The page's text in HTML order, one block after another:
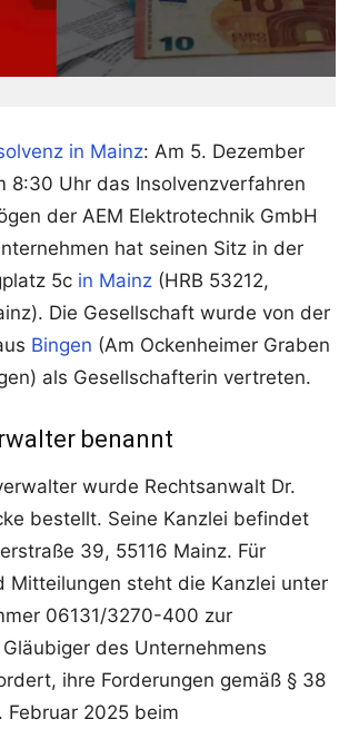
in Mainz: Am 5. Dezember
8:30 Uhr das Insolvenzverfahren
der AEM Elektrotechnik GmbH
hat seinen Sitz in der
5c in Mainz (HRB 53212,
Die Gesellschaft wurde von der
Bingen (Am Ockenheimer Graben
als Gesellschafterin vertreten.
benannt
wurde Rechtsanwalt Dr.
bestellt. Seine Kanzlei befindet
39, 55116 Mainz. Für
Mitteilungen steht die Kanzlei unter
06131/3270-400 zur
des Unternehmens
ihre Forderungen gemäß § 38
Februar 2025 beim